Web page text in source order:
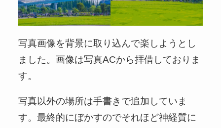
写真画像を背景に取り込んで楽しようとし
ました。画像は写真ACから拝借しておりま
す。
写真以外の場所は手書きで追加していま
す。最終的にぼかすのでそれほど神経質に